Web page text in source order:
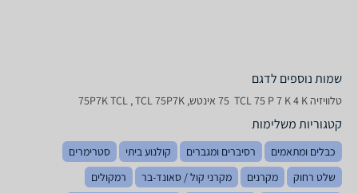
שמות נוספים לדגם
טלוויזיה TCL 75 P 7 K 4 K ‏ 75 ‏אינטש, 75P7K TCL , TCL 75P7K
קטגוריות משלימות
כבלים ומתאמים רסיברים ומגברים קולנוע ביתי
סטרימרים
שלט רחוק
מקרנים מקרני קול / סאונד-בר
רמקולים